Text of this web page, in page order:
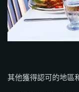
其他獲得認可的地區